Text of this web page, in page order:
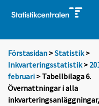
Förstasidan >Statistik >
Inkvarteringsstatistik>
februari > Tabellbilaga 6.
Övernattningar i alla